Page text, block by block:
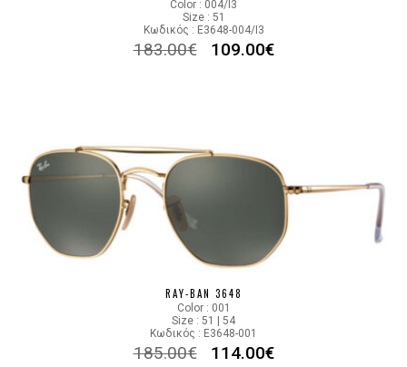
Color : 004/I3
Size : 51
Κωδικός : E3648-004/I3
183.00€ 109.00€
RAY-BAN 3648
Color : 001
Size : 51 | 54
Κωδικός : E3648-001
185.00€ 114.00€